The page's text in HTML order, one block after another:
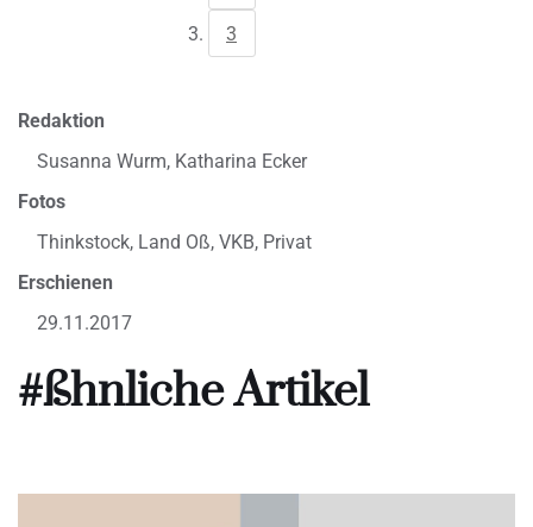
3
Redaktion
Susanna Wurm, Katharina Ecker
Fotos
Thinkstock, Land Oß, VKB, Privat
Erschienen
29.11.2017
#ßhnliche Artikel